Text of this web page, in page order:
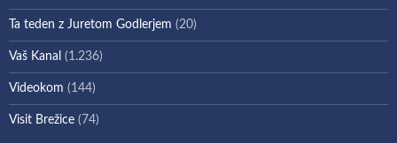
Ta teden z Juretom Godlerjem (20)
Vaš Kanal (1.236)
Videokom (144)
Visit Brežice (74)